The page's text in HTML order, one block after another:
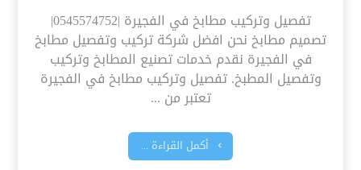
تفصيل وتركيب مطابخ في الفجيرة |0545574752|
تصميم مطابخ نحن افضل شركة تركيب وتفصيل مطابخ
في الفجيرة نقدم خدمات تصنيع المطابخ وتركيب
وتفصيل المطبخ. تفصيل وتركيب مطابخ في الفجيرة
تعتبر من ...
أكمل القراءة ...